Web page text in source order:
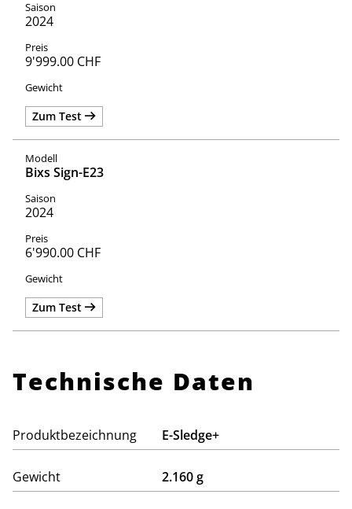
2024
9'999.00 CHF
Zum Test
Bixs Sign-E23
2024
6'990.00 CHF
Zum Test
Technische Daten
Produktbezeichnung E-Sledge+
Gewicht 2.160 g